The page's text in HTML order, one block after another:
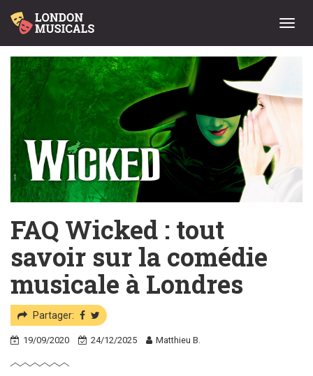
Menu
FAQ Wicked : tout
savoir sur la comédie
musicale à Londres
Partager:
19/09/2020 24/12/2025 Matthieu B.